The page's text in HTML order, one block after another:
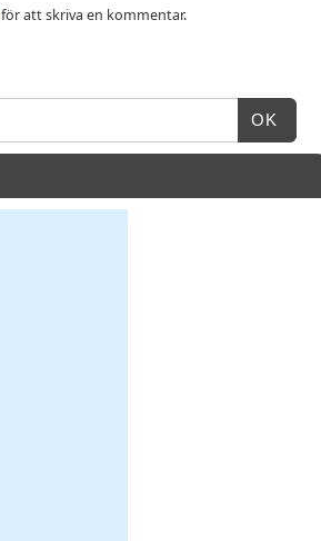
för att skriva en kommentar.
OK